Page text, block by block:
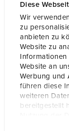
Diese
Wir
zu
anbieten zu
Website zu
Website an
Werbung und
führen diese
weiteren
bereitgestellt